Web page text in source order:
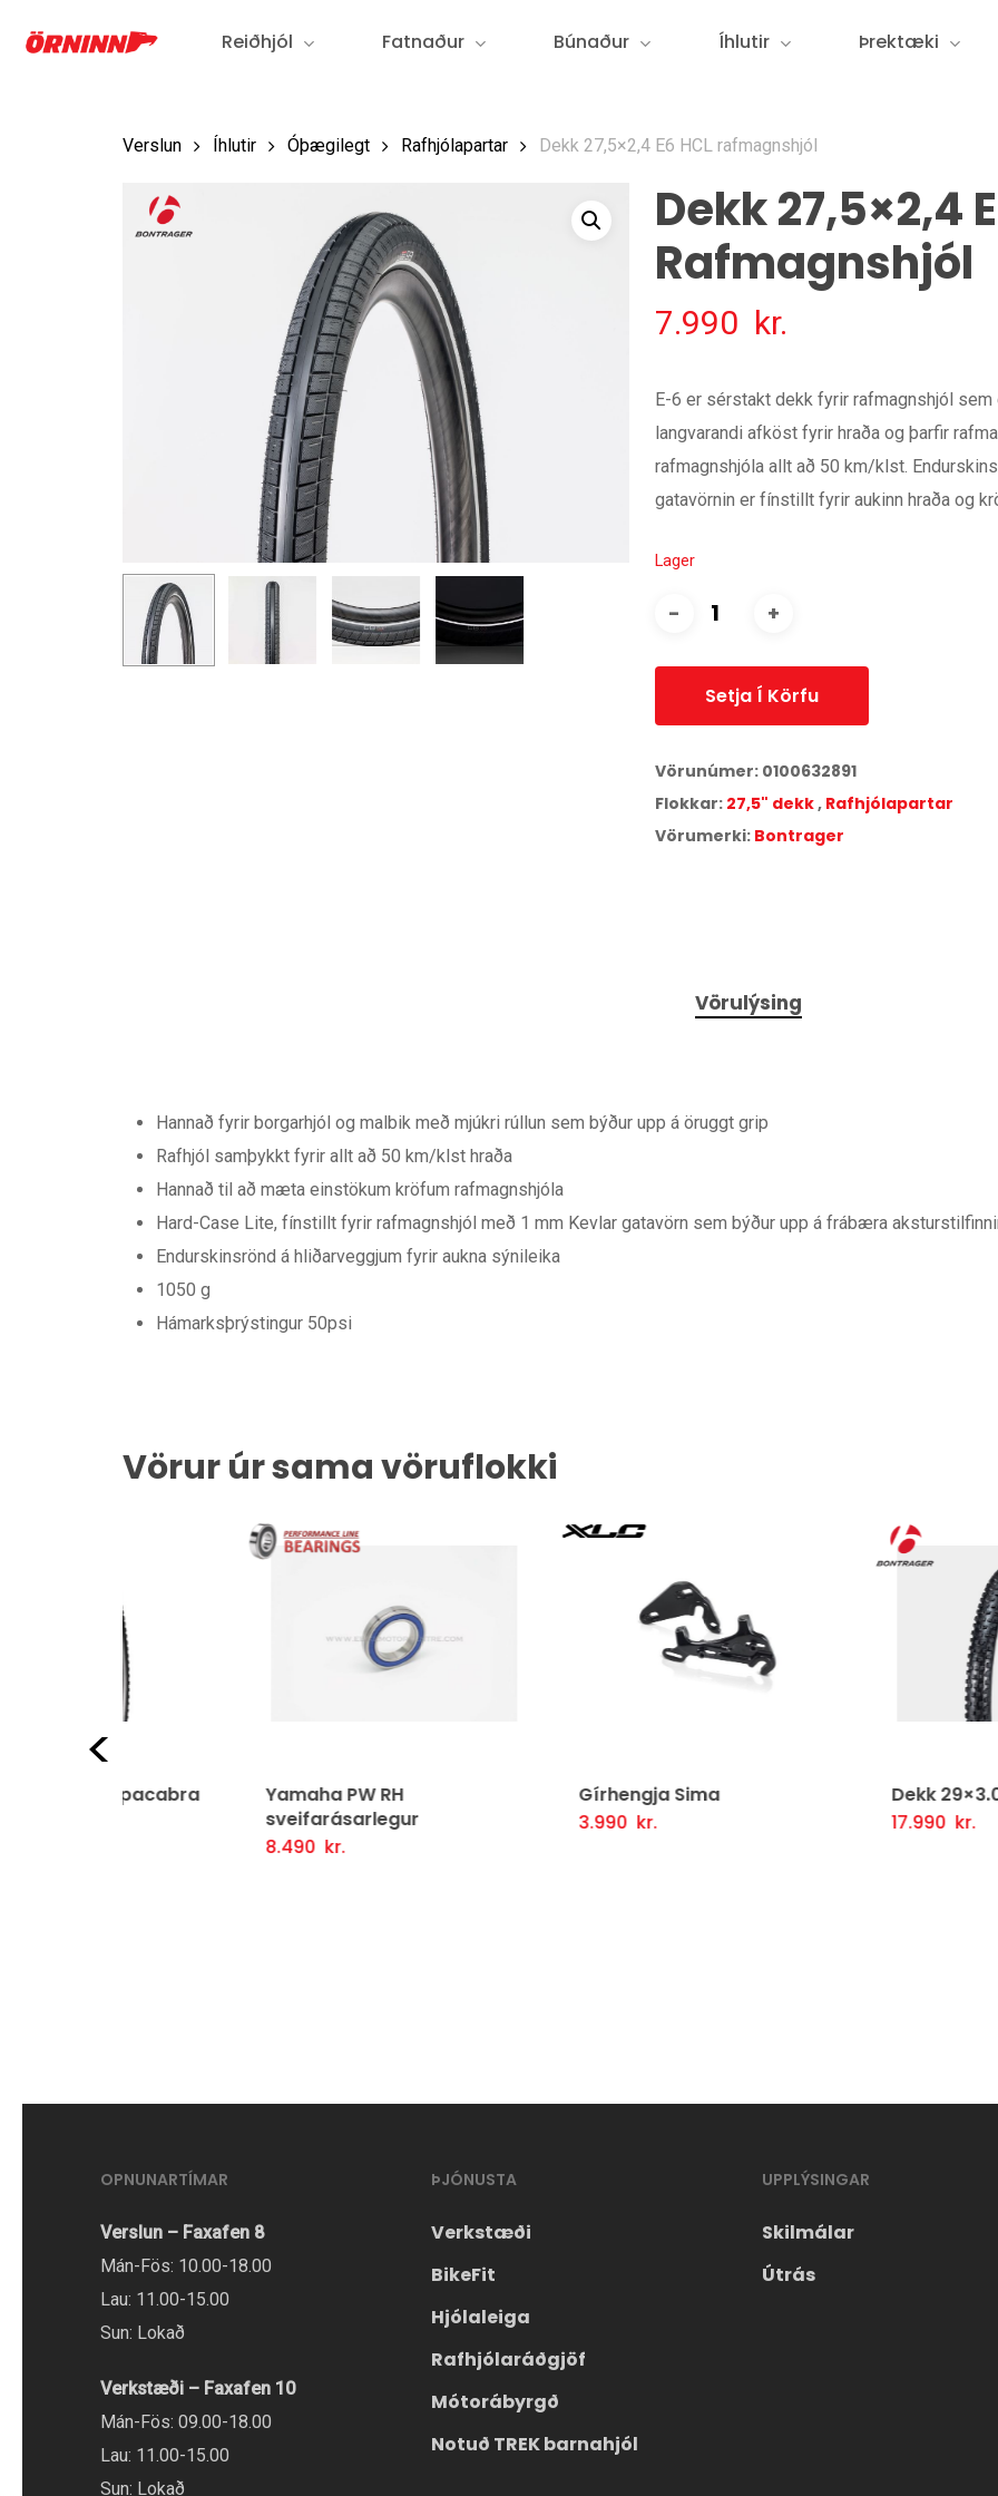
Ýttu á Enter til að leita eða ESC til að loka
Reiðhjól Fatnaður Búnaður Íhlutir Þrektæki
Verslun Íhlutir Óþægilegt Rafhjólapartar Dekk 27,5×2,4 E6 HCL rafmagnshjól
Dekk 27,5×2,4
Rafmagnshjól
7.990 kr.
E-6 er sérstakt dekk fyrir rafmagnshjól
langvarandi afköst fyrir hraða og þarfir
rafmagnshjóla allt að 50 km/klst.
gatavörnin er fínstillt fyrir aukinn hraða og
Lager
Setja Í Körfu
Vörunúmer: 0100632891
Flokkar: 27,5" dekk, Rafhjólapartar
Vörumerki: Bontrager
Vörulýsing
Hannað fyrir borgarhjól og malbik með mjúkri rúllun sem býður upp á öruggt grip
Rafhjól samþykkt fyrir allt að 50 km/klst hraða
Hannað til að mæta einstökum kröfum rafmagnshjóla
Hard-Case Lite, fínstillt fyrir rafmagnshjól með 1 mm Kevlar gatavörn sem býður upp á frábæra
Endurskinsrönd á hliðarveggjum fyrir aukna sýnileika
1050 g
Hámarksþrýstingur 50psi
Vörur úr sama vöruflokki
Yamaha PW RH
sveifarásarlegur
Fljótlegt yfirlit
Gírhengja Sima
Fljótlegt yfirlit
Dekk 29×3.0 SE4
Fljótlegt
OPNUNARTÍMAR
Verslun – Faxafen 8
Mán-Fös: 10.00-18.00
Lau: 11.00-15.00
Sun: Lokað
Verkstæði – Faxafen 10
Mán-Fös: 09.00-18.00
Lau: 11.00-15.00
Sun: Lokað
ÞJÓNUSTA
Verkstæði
BikeFit
Hjólaleiga
Rafhjólaráðgjöf
Mótorábyrgð
Notuð TREK barnahjól
UPPLÝSINGAR
Skilmálar
Útrás